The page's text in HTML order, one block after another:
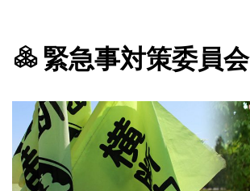
緊急事対策委員会